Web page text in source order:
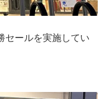
セールを実施してい